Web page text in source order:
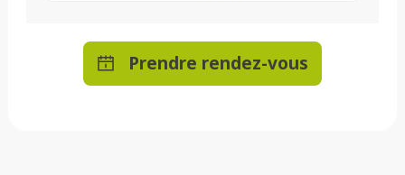
Prendre rendez-vous